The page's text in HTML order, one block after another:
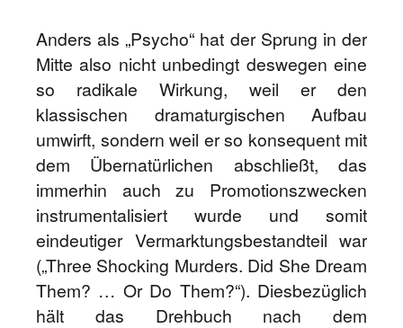
Anders als „Psycho“ hat der Sprung in der
Mitte also nicht unbedingt deswegen eine
so radikale Wirkung, weil er den
klassischen dramaturgischen Aufbau
umwirft, sondern weil er so konsequent mit
dem Übernatürlichen abschließt, das
immerhin auch zu Promotionszwecken
instrumentalisiert wurde und somit
eindeutiger Vermarktungsbestandteil war
(„Three Shocking Murders. Did She Dream
Them? … Or Do Them?“). Diesbezüglich
hält das Drehbuch nach dem